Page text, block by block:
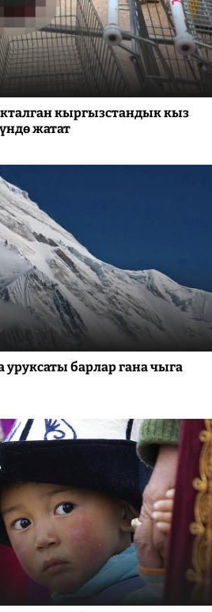
кыргызстандык кыз
жатат
барлар гана чыга